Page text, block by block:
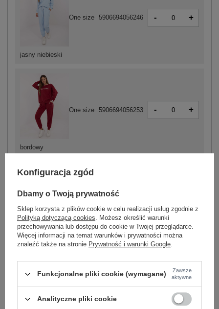
jasny niebieski
One size 5906694056246 - +
bordowy
One size 5906694056253 - +
ciemny beżowy
ZALOGUJ SIĘ I ZOBACZ CENĘ
Konfiguracja zgód
Dbamy o Twoją prywatność
Sklep korzysta z plików cookie w celu realizacji usług zgodnie z
Polityką dotyczącą cookies. Możesz określić warunki
przechowywania lub dostępu do cookie w Twojej przeglądarce.
Więcej informacji na temat warunków i prywatności można
znaleźć także na stronie Prywatność i warunki Google.
Funkcjonalne pliki cookie (wymagane)
Zawsze
aktywne
Analityczne pliki cookie